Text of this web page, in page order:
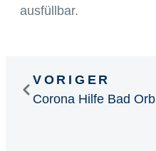
ausfüllbar.
VORIGER
Corona Hilfe Bad Orb